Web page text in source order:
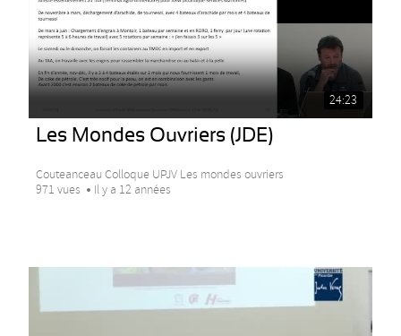
24:23
Les Mondes Ouvriers (JDE)
Couteanceau Colloque UPJV Les mondes ouvriers
971 vues
Il y a 12 années